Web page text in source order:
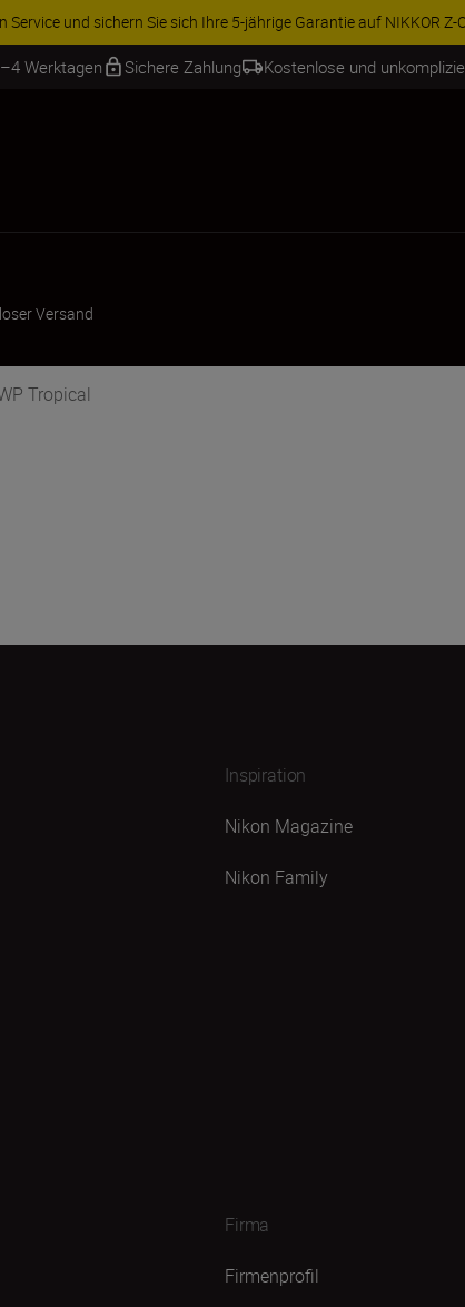
und sichern Sie sich Ihre 5-jährige Garantie auf NIKKOR Z-
Werktagen Sichere Zahlung Kostenlose und
Versand
Tropical
Inspiration
Nikon Magazine
Nikon Family
Firma
Firmenprofil